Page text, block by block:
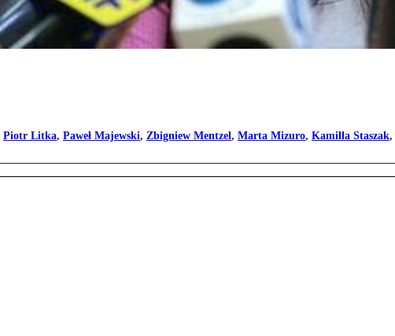
Piotr Litka, Paweł Majewski, Zbigniew Mentzel, Marta Mizuro, Kamilla Staszak,